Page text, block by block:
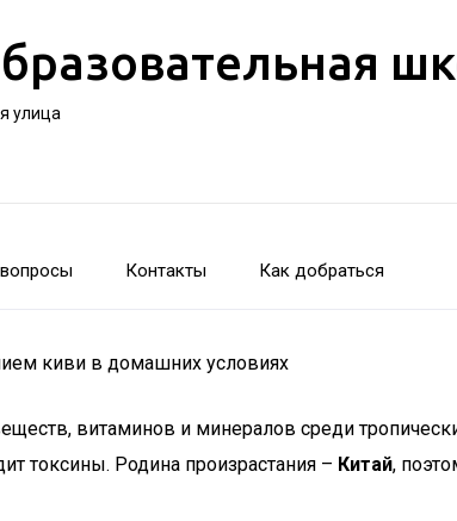
улица
Контакты Как добраться
киви в домашних условиях
витаминов и минералов среди
токсины. Родина произрастания – Китай,